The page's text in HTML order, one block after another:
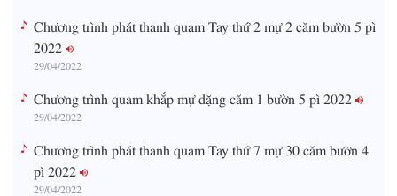
Chương trình phát thanh quam Tay thứ 2 mự 2 căm bườn 5 pì
2022
29/04/2022
Chương trình quam khắp mự dặng căm 1 bườn 5 pì 2022
29/04/2022
Chương trình phát thanh quam Tay thứ 7 mự 30 căm bườn 4
pì 2022
29/04/2022